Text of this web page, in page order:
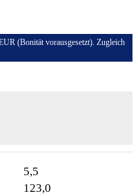
(Bonität vorausgesetzt). Zugleich
5,5
123,0